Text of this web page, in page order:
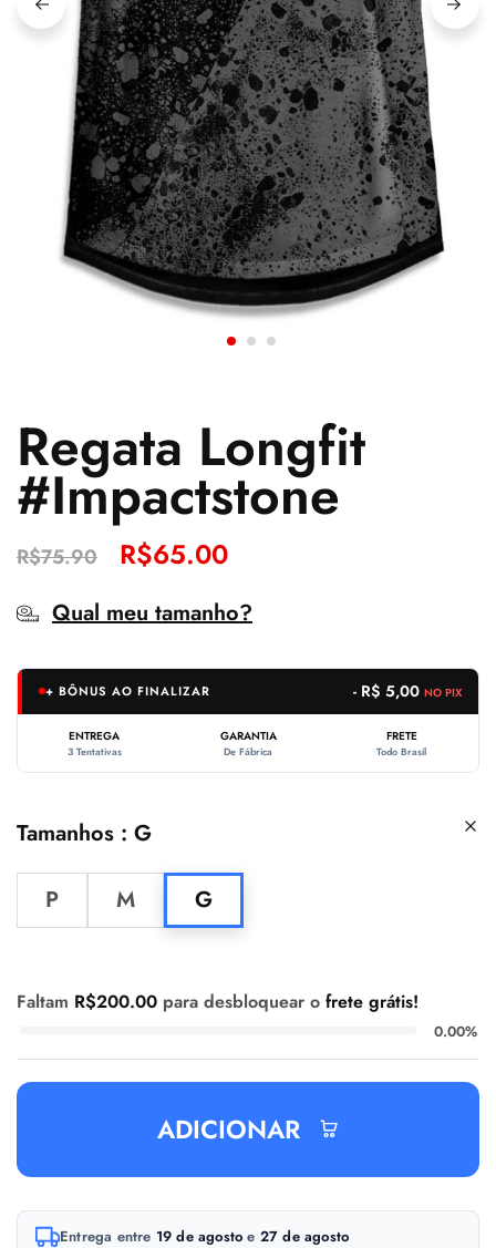
Regata Longfit
#Impactstone
R$75.90 R$65.00
Qual meu tamanho?
+ BÔNUS AO FINALIZAR - R$ 5,00 NO PIX
ENTREGA
3 Tentativas
GARANTIA
De Fábrica
FRETE
Todo Brasil
Tamanhos G
P M G
Faltam R$200.00 para desbloquear o frete grátis!
0.00%
ADICIONAR
A
Entrega entre 19 de agosto e 27 de agosto